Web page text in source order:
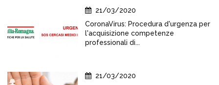
21/03/2020
CoronaVirus: Procedura d'urgenza per
l'acquisizione competenze
professionali di...
21/03/2020